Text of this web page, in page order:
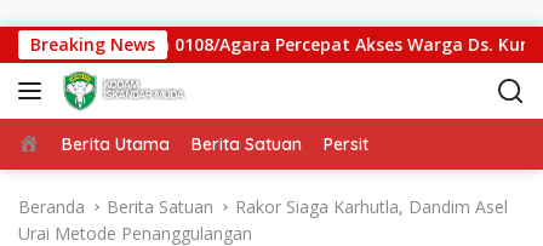
Breaking News
Kodim 0108/Agara Percepat Akses Warga Ds. Kuning
Beranda
Berita Utama Berita Satuan Persit
Beranda Berita Satuan
Rakor Siaga Karhutla, Dandim Asel
Urai Metode Penanggulangan